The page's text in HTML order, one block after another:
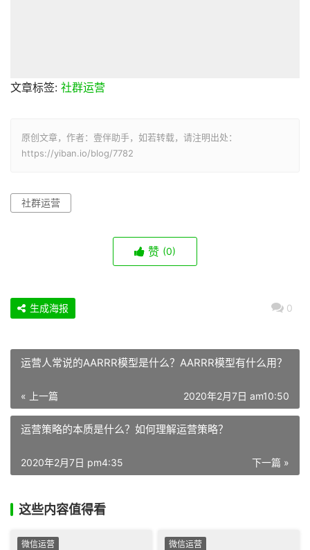
文章标签: 社群运营
原创文章，作者：壹伴助手，如若转载，请注明出处：
https://yiban.io/blog/7782
社群运营
赞 (0)
0
生成海报
运营人常说的AARRR模型是什么？AARRR模型有什么用？
« 上一篇 2020年2月7日 am10:50
运营策略的本质是什么？如何理解运营策略？
下一篇 »
2020年2月7日 pm4:35
这些内容值得看
微信运营 微信运营